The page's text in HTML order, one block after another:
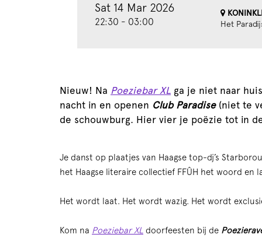
Sat 14 Mar 2026
22:30 - 03:00
Het
Nieuw! Na Poeziebar XL ga je niet naar
nacht in en openen Club Paradise (niet te
de schouwburg. Hier vier je poëzie tot in
Je danst op plaatjes van Haagse top-dj’s
het Haagse literaire collectief FFÛH het woord
Het wordt laat. Het wordt wazig. Het wordt
Kom na Poeziebar XL doorfeesten bij de